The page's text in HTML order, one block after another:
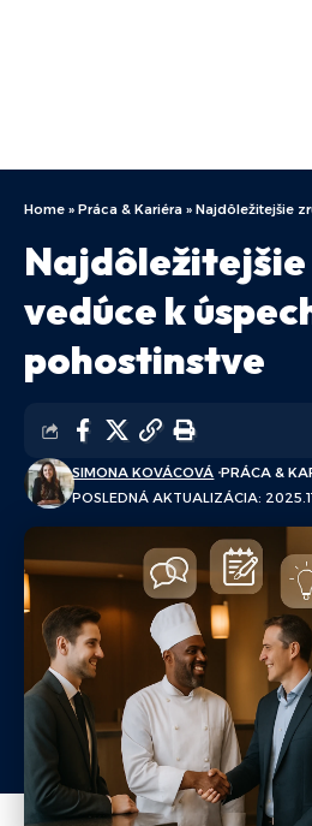
Home » Práca & Kariéra » Najdôležitejšie
vedúce k
pohostinstve
POSLEDNÁ AKTUALIZÁCIA:
SIMONA KOVÁCOVÁ PRÁCA &